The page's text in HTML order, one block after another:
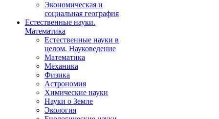
Экономическая и
социальная география
Естественные науки.
Математика
Естественные науки в
целом. Науковедение
Математика
Механика
Физика
Астрономия
Химические науки
Науки о Земле
Экология